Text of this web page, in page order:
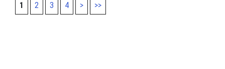
1 2 3 4 > >>